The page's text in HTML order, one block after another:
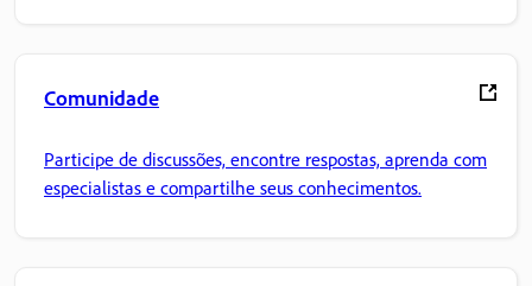
Comunidade
Participe de discussões, encontre respostas, aprenda com
especialistas e compartilhe seus conhecimentos.